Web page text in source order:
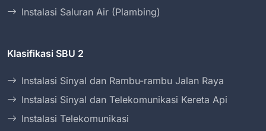
Instalasi Saluran Air (Plambing)
Klasifikasi SBU 2
Instalasi Sinyal dan Rambu-rambu Jalan Raya
Instalasi Sinyal dan Telekomunikasi Kereta Api
Instalasi Telekomunikasi